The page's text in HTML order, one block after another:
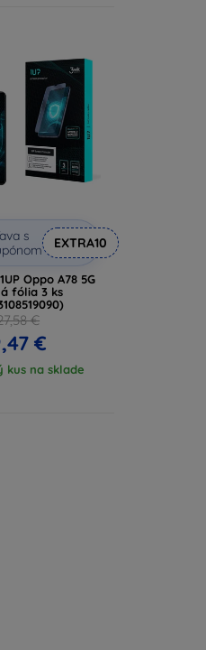
s
EXTRA10
Oppo A78 5G
fólia 3 ks
€
€
kus na sklade